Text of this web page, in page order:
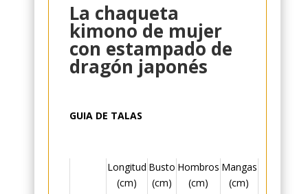
dragón
japonés
quantity
La chaqueta
kimono de mujer
con estampado de
dragón japonés
GUIA DE TALAS
Longitud
(cm)
Busto
(cm)
Hombros
(cm)
Mangas
(cm)